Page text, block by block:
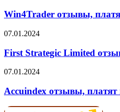
платят
нет?
Win4Trader отзывы,
First
Limited
отзывы,
платят
нет?
07.01.2024
First Strategic Limited
Accuindex
платят
или
нет?
07.01.2024
Accuindex отзывы, платят